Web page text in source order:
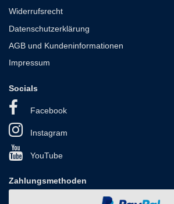
Widerrufsrecht
Datenschutzerklärung
AGB und Kundeninformationen
Impressum
Socials
Facebook
Instagram
YouTube
Zahlungsmethoden